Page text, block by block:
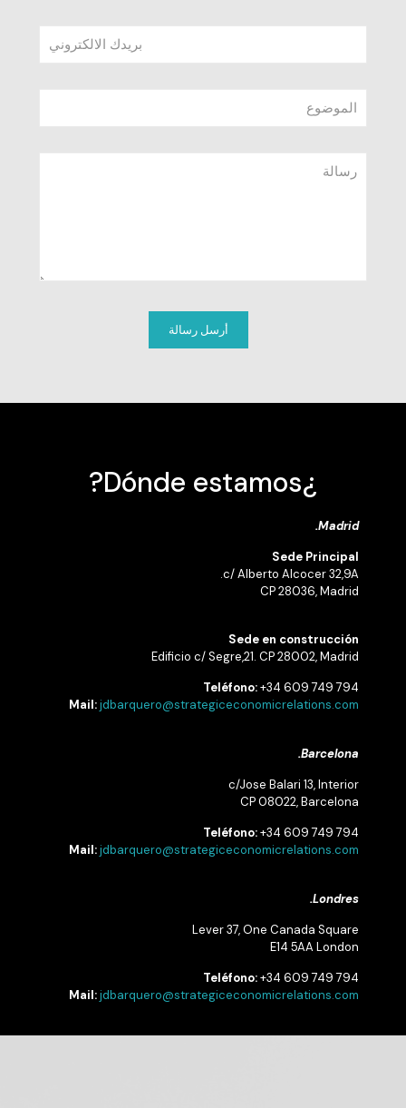
¿Dónde estamos?
Madrid.
Sede Principal
c/ Alberto Alcocer 32,9A.
CP 28036, Madrid
Sede en construcción
Edificio c/ Segre,21. CP 28002, Madrid
Teléfono:+34 609 749 794
Mail:jdbarquero@strategiceconomicrelations.com
Barcelona.
c/Jose Balari 13, Interior
CP 08022, Barcelona
Teléfono:+34 609 749 794
Mail:jdbarquero@strategiceconomicrelations.com
Londres.
Lever 37, One Canada Square
E14 5AA London
Teléfono:+34 609 749 794
Mail:jdbarquero@strategiceconomicrelations.com